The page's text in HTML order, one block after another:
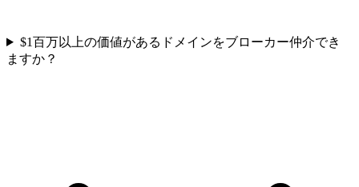
$1百万以上の価値があるドメインをブローカー仲介でき
ますか？